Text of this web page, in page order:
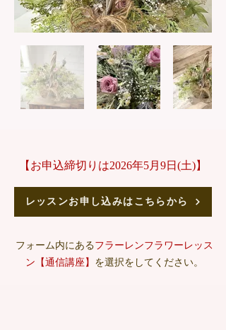
【お申込締切りは2026年5月9日(土)】
レッスンお申し込みはこちらから
フォーム内にあるフラーレンフラワーレッス
ン【通信講座】 を選択をしてください。